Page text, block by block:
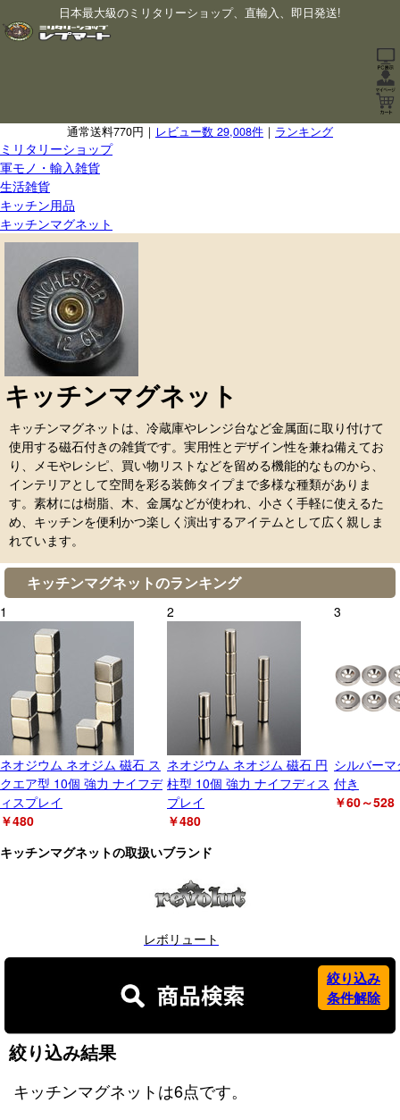
日本最大級のミリタリーショップ、直輸入、即日発送!
通常送料770円｜ レビュー数 29,008件 ｜ ランキング
ミリタリーショップ
軍モノ・輸入雑貨
生活雑貨
キッチン用品
キッチンマグネット
キッチンマグネット
キッチンマグネットは、冷蔵庫やレンジ台など金属面に取り付けて
使用する磁石付きの雑貨です。実用性とデザイン性を兼ね備えてお
り、メモやレシピ、買い物リストなどを留める機能的なものから、
インテリアとして空間を彩る装飾タイプまで多様な種類がありま
す。素材には樹脂、木、金属などが使われ、小さく手軽に使えるた
め、キッチンを便利かつ楽しく演出するアイテムとして広く親しま
れています。
キッチンマグネットのランキング
1
ネオジウム ネオジム 磁石 ス
クエア型 10個 強力 ナイフデ
ィスプレイ
￥480
2
ネオジウム ネオジム 磁石 円
柱型 10個 強力 ナイフディス
プレイ
￥480
3
シルバー
付き
￥60～528
キッチンマグネットの取扱いブランド
レボリュート
絞り込み結果
絞り込み
条件解除
キッチンマグネットは6点です。